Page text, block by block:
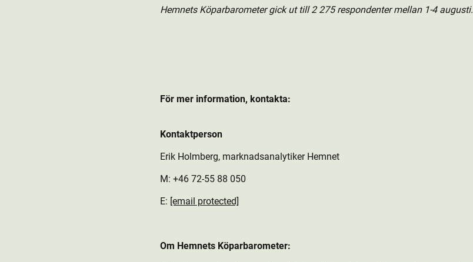
Hemnets Köparbarometer gick ut till 2 275 respondenter mellan 1-4 augusti.
För mer information, kontakta:
Kontaktperson
Erik Holmberg, marknadsanalytiker Hemnet
M: +46 72-55 88 050
E: [email protected]
Om Hemnets Köparbarometer: